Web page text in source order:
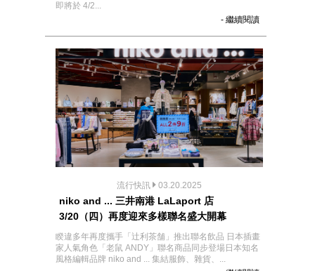
即將於 4/2...
- 繼續閱讀
流行快訊 03.20.2025
niko and ... 三井南港 LaLaport 店
3/20（四）再度迎來多樣聯名盛大開幕
睽違多年再度攜手「辻利茶舗」推出聯名飲品 日本插畫
家人氣角色「老鼠 ANDY」聯名商品同步登場日本知名
風格編輯品牌 niko and ... 集結服飾、雜貨、...